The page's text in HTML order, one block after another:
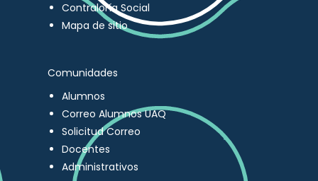
Contraloría Social
Mapa de sitio
Comunidades
Alumnos
Correo Alumnos UAQ
Solicitud Correo
Docentes
Administrativos